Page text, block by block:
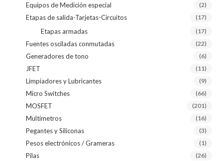
Equipos de Medición especial (2)
Etapas de salida-Tarjetas-Circuitos (17)
Etapas armadas (17)
Fuentes osciladas conmutadas (22)
Generadores de tono (6)
JFET (11)
Limpiadores y Lubricantes (9)
Micro Switches (66)
MOSFET (201)
Multímetros (16)
Pegantes y Siliconas (3)
Pesos electrónicos / Grameras (1)
Pilas (26)